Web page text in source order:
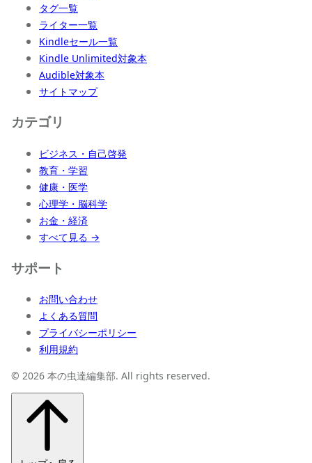
タグ一覧
ライター一覧
Kindleセール一覧
Kindle Unlimited対象本
Audible対象本
サイトマップ
カテゴリ
ビジネス・自己啓発
教育・学習
健康・医学
心理学・脳科学
お金・経済
すべて見る →
サポート
お問い合わせ
よくある質問
プライバシーポリシー
利用規約
© 2026 本の虫達編集部. All rights reserved.